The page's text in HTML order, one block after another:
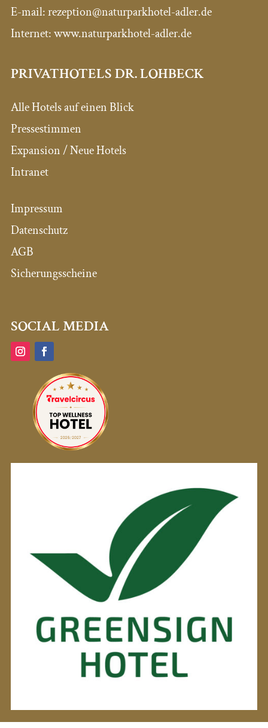
E-mail:rezeption@naturparkhotel-adler.de
Internet: www.naturparkhotel-adler.de
PRIVATHOTELS DR. LOHBECK
Alle Hotels auf einen Blick
Pressestimmen
Expansion / Neue Hotels
Intranet
Impressum
Datenschutz
AGB
Sicherungsscheine
SOCIAL MEDIA